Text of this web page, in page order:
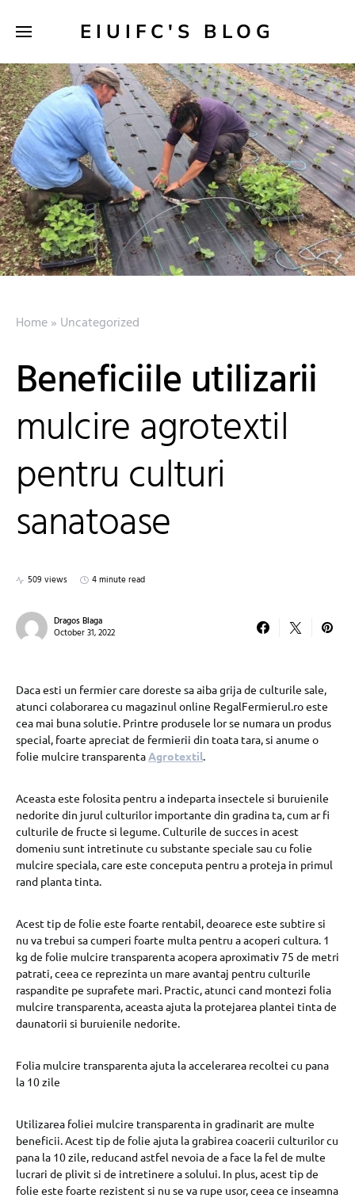
EIUIFC'S BLOG
Home» Uncategorized
Beneficiile utilizarii
mulcire agrotextil
pentru culturi
sanatoase
509 views 4 minute read
Dragos Blaga
October 31, 2022
Daca esti un fermier care doreste sa aiba grija de culturile sale,
atunci colaborarea cu magazinul online RegalFermierul.ro este
cea mai buna solutie. Printre produsele lor se numara un produs
special, foarte apreciat de fermierii din toata tara, si anume o
folie mulcire transparentaAgrotextil.
Aceasta este folosita pentru a indeparta insectele si buruienile
nedorite din jurul culturilor importante din gradina ta, cum ar fi
culturile de fructe si legume. Culturile de succes in acest
domeniu sunt intretinute cu substante speciale sau cu folie
mulcire speciala, care este conceputa pentru a proteja in primul
rand planta tinta.
Acest tip de folie este foarte rentabil, deoarece este subtire si
nu va trebui sa cumperi foarte multa pentru a acoperi cultura. 1
kg de folie mulcire transparenta acopera aproximativ 75 de metri
patrati, ceea ce reprezinta un mare avantaj pentru culturile
raspandite pe suprafete mari. Practic, atunci cand montezi folia
mulcire transparenta, aceasta ajuta la protejarea plantei tinta de
daunatorii si buruienile nedorite.
Folia mulcire transparenta ajuta la accelerarea recoltei cu pana
la 10 zile
Utilizarea foliei mulcire transparenta in gradinarit are multe
beneficii. Acest tip de folie ajuta la grabirea coacerii culturilor cu
pana la 10 zile, reducand astfel nevoia de a face la fel de multe
lucrari de plivit si de intretinere a solului. In plus, acest tip de
folie este foarte rezistent si nu se va rupe usor, ceea ce inseamna